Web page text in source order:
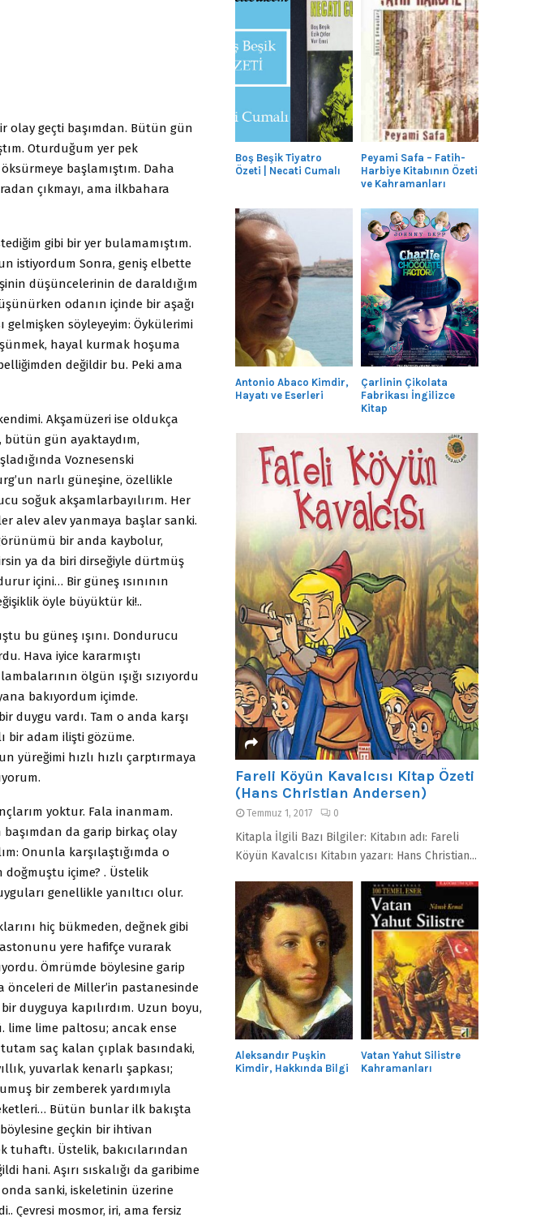
olay geçti başımdan. Bütün gün
Oturduğum yer pek
başlamıştım. Daha
çıkmayı, ama ilkbahara
gibi bir yer bulamamıştım.
istiyordum Sonra, geniş elbette
düşüncelerinin de daraldığım
odanın içinde bir aşağı
gelmişken söyleyeyim: Öykülerimi
hayal kurmak hoşuma
değildir bu. Peki ama
Akşamüzeri ise oldukça
bütün gün ayaktaydım,
Voznesenski
narlı güneşine, özellikle
soğuk akşamlarbayılırım. Her
alev alev yanmaya başlar sanki.
bir anda kaybolur,
ya da biri dirseğiyle dürtmüş
içini… Bir güneş ısınının
öyle büyüktür ki!..
bu güneş ışını. Dondurucu
Hava iyice kararmıştı
ölgün ışığı sızıyordu
bakıyordum içimde.
duygu vardı. Tam o anda karşı
bir adam ilişti gözüme.
yüreğimi hızlı hızlı çarptırmaya
yoktur. Fala inanmam.
da garip birkaç olay
Onunla karşılaştığımda o
içime? . Üstelik
genellikle yanıltıcı olur.
hiç bükmeden, değnek gibi
yere hafifçe vurarak
Ömrümde böylesine garip
önceleri de Miller’in pastanesinde
duyguya kapılırdım. Uzun boyu,
lime lime paltosu; ancak ense
saç kalan çıplak basındaki,
yuvarlak kenarlı şapkası;
bir zemberek yardımıyla
Bütün bunlar ilk bakışta
geçkin bir ihtivan
tuhaftı. Üstelik, bakıcılarından
hani. Aşırı sıskalığı da garibime
sanki, iskeletinin üzerine
Çevresi mosmor, iri, ama fersiz
Boş Beşik Tiyatro
Özeti | Necati Cumalı
Peyami Safa – Fatih-
Harbiye Kitabının Özeti
ve Kahramanları
Antonio Abaco Kimdir,
Hayatı ve Eserleri
Çarlinin Çikolata
Fabrikası İngilizce
Kitap
Fareli Köyün Kavalcısı Kitap Özeti
(Hans Christian Andersen)
Temmuz 1, 2017 0
Kitapla İlgili Bazı Bilgiler: Kitabın adı: Fareli
Köyün Kavalcısı Kitabın yazarı: Hans Christian...
Aleksandır Puşkin
Kimdir, Hakkında Bilgi
Vatan Yahut Silistre
Kahramanları